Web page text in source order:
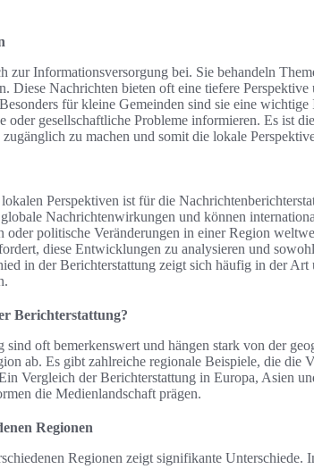
zur Informationsversorgung bei. Sie behandeln
Diese Nachrichten bieten oft eine tiefere Perspektive
für kleine Gemeinden sind sie eine
oder gesellschaftliche Probleme informieren. Es ist
zu machen und somit die lokale
Perspektiven ist für die
Nachrichtenwirkungen und können
oder politische Veränderungen in einer Region
diese Entwicklungen zu analysieren und
in der Berichterstattung zeigt sich häufig in der
Berichterstattung?
oft bemerkenswert und hängen stark von der
ab. Es gibt zahlreiche regionale Beispiele, die die
Vergleich der Berichterstattung in Europa, Asien
die Medienlandschaft prägen.
Regionen
Regionen zeigt signifikante Unterschiede.